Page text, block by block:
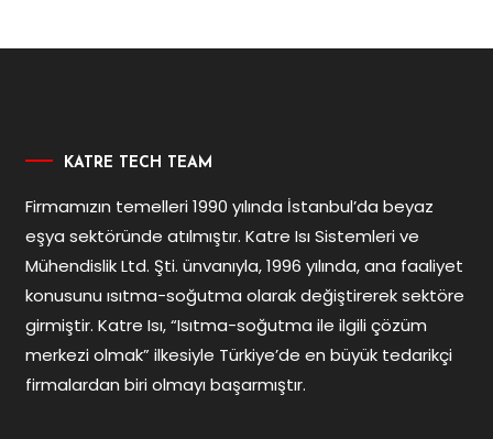
KATRE TECH TEAM
Firmamızın temelleri 1990 yılında İstanbul’da beyaz
eşya sektöründe atılmıştır. Katre Isı Sistemleri ve
Mühendislik Ltd. Şti. ünvanıyla, 1996 yılında, ana faaliyet
konusunu ısıtma-soğutma olarak değiştirerek sektöre
girmiştir. Katre Isı, “Isıtma-soğutma ile ilgili çözüm
merkezi olmak” ilkesiyle Türkiye’de en büyük tedarikçi
firmalardan biri olmayı başarmıştır.